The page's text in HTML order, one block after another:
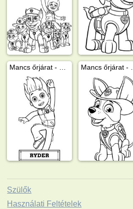
Szülők
Használati Feltételek